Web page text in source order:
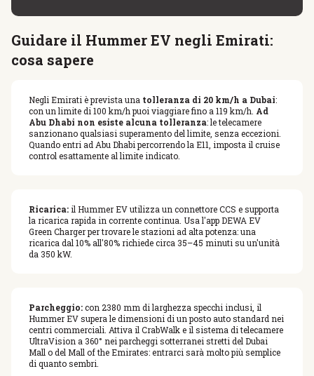
Guidare il Hummer EV negli Emirati:
cosa sapere
Negli Emirati è prevista una tolleranza di 20 km/h a Dubai:
con un limite di 100 km/h puoi viaggiare fino a 119 km/h. Ad
Abu Dhabi non esiste alcuna tolleranza: le telecamere
sanzionano qualsiasi superamento del limite, senza eccezioni.
Quando entri ad Abu Dhabi percorrendo la E11, imposta il cruise
control esattamente al limite indicato.
Ricarica: il Hummer EV utilizza un connettore CCS e supporta
la ricarica rapida in corrente continua. Usa l'app DEWA EV
Green Charger per trovare le stazioni ad alta potenza: una
ricarica dal 10% all'80% richiede circa 35–45 minuti su un'unità
da 350 kW.
Parcheggio:con 2380 mm di larghezza specchi inclusi, il
Hummer EV supera le dimensioni di un posto auto standard nei
centri commerciali. Attiva il CrabWalk e il sistema di telecamere
UltraVision a 360° nei parcheggi sotterranei stretti del Dubai
Mall o del Mall of the Emirates: entrarci sarà molto più semplice
di quanto sembri.